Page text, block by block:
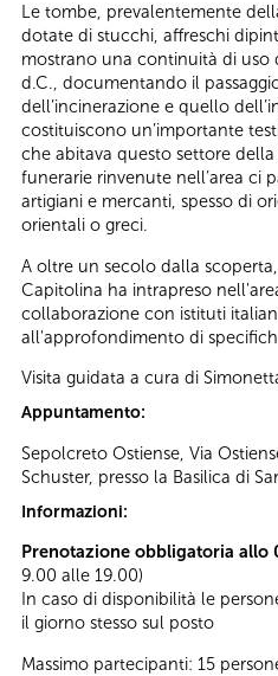
Le tombe, prevalentemente
dotate di stucchi, affreschi
mostrano una continuità di uso
d.C., documentando il
dell’incinerazione e quello
costituiscono un’importante
che abitava questo settore
funerarie rinvenute nell’area ci
artigiani e mercanti, spesso di
orientali o greci.
A oltre un secolo dalla
Capitolina ha intrapreso
collaborazione con istituti
all'approfondimento di
Visita guidata a cura di
Appuntamento:
Sepolcreto Ostiense, Via
Schuster, presso la Basilica di
Informazioni:
Prenotazione obbligatoria allo
9.00 alle 19.00)
In caso di disponibilità le
il giorno stesso sul posto
Massimo partecipanti: 15